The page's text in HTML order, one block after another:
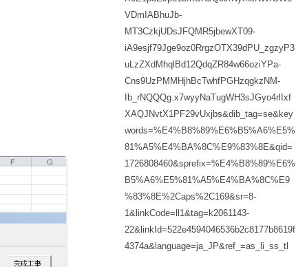
VDmIABhuJb-
MT3CzkjUDsJFQMR5jbewXT09-
iA9esjf79Jge9oz0RrgzOTX39dPU_zgzyP3
uLzZXdMhqlBd12QdqZR84w66oziYPa-
Cns9UzPMMHjhBcTwhfPGHzqgkzNM-
Ib_rNQQQg.x7wyyNaTugWH3sJGyo4rlIxf
XAQJNvtX1PF29vUxjbs&dib_tag=se&key
words=%E4%B8%89%E6%B5%A6%E5%
81%A5%E4%BA%8C%E9%83%8E&qid=
1726808460&sprefix=%E4%B8%89%E6%
B5%A6%E5%81%A5%E4%BA%8C%E9
%83%8E%2Caps%2C169&sr=8-
1&linkCode=ll1&tag=k2061143-
22&linkId=522e4594046536b2c8177b8619f
4374a&language=ja_JP&ref_=as_li_ss_tl